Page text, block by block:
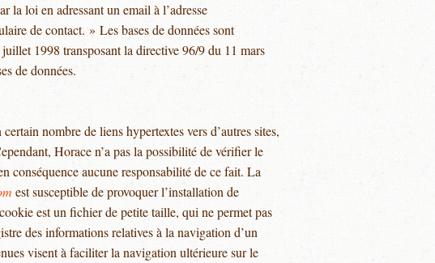
la loi en adressant un email à l’adresse
de contact. » Les bases de données sont
1998 transposant la directive 96/9 du 11 mars
de données.
nombre de liens hypertextes vers d’autres sites,
Horace n’a pas la possibilité de vérifier le
conséquence aucune responsabilité de ce fait. La
est susceptible de provoquer l’installation de
est un fichier de petite taille, qui ne permet pas
des informations relatives à la navigation d’un
visent à faciliter la navigation ultérieure sur le